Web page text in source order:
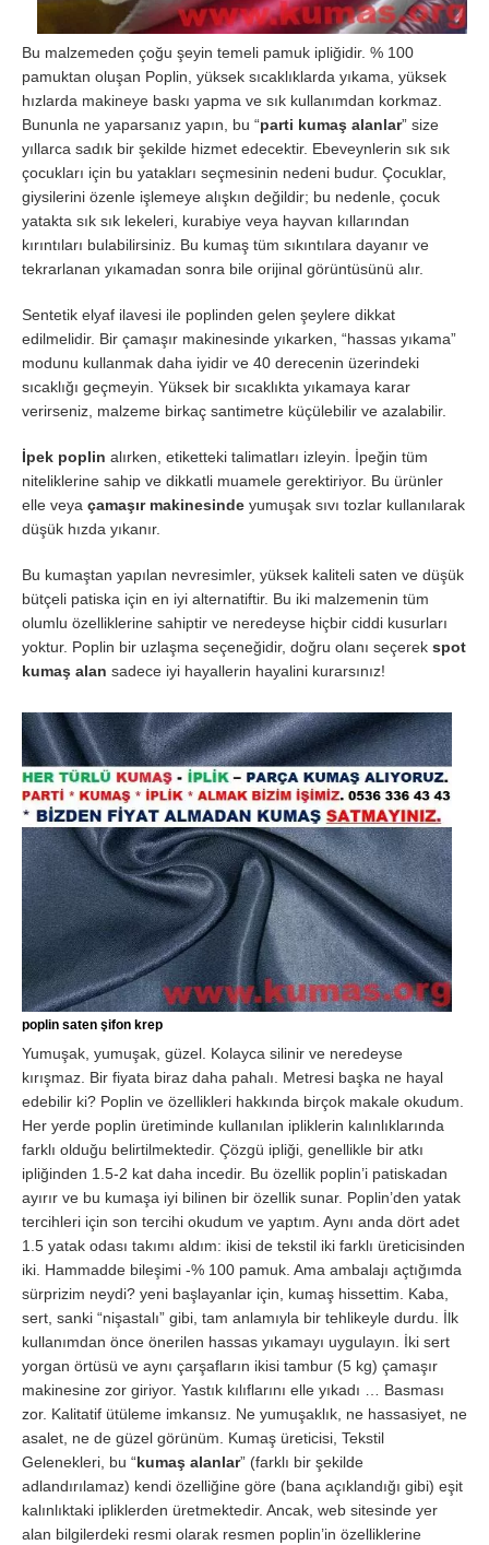
Bu malzemeden çoğu şeyin temeli pamuk ipliğidir. % 100
pamuktan oluşan Poplin, yüksek sıcaklıklarda yıkama, yüksek
hızlarda makineye baskı yapma ve sık kullanımdan korkmaz.
Bununla ne yaparsanız yapın, bu “parti kumaş alanlar” size
yıllarca sadık bir şekilde hizmet edecektir. Ebeveynlerin sık sık
çocukları için bu yatakları seçmesinin nedeni budur. Çocuklar,
giysilerini özenle işlemeye alışkın değildir; bu nedenle, çocuk
yatakta sık sık lekeleri, kurabiye veya hayvan kıllarından
kırıntıları bulabilirsiniz. Bu kumaş tüm sıkıntılara dayanır ve
tekrarlanan yıkamadan sonra bile orijinal görüntüsünü alır.
Sentetik elyaf ilavesi ile poplinden gelen şeylere dikkat
edilmelidir. Bir çamaşır makinesinde yıkarken, “hassas yıkama”
modunu kullanmak daha iyidir ve 40 derecenin üzerindeki
sıcaklığı geçmeyin. Yüksek bir sıcaklıkta yıkamaya karar
verirseniz, malzeme birkaç santimetre küçülebilir ve azalabilir.
İpek poplin alırken, etiketteki talimatları izleyin. İpeğin tüm
niteliklerine sahip ve dikkatli muamele gerektiriyor. Bu ürünler
elle veya çamaşır makinesinde yumuşak sıvı tozlar kullanılarak
düşük hızda yıkanır.
Bu kumaştan yapılan nevresimler, yüksek kaliteli saten ve düşük
bütçeli patiska için en iyi alternatiftir. Bu iki malzemenin tüm
olumlu özelliklerine sahiptir ve neredeyse hiçbir ciddi kusurları
yoktur. Poplin bir uzlaşma seçeneğidir, doğru olanı seçerek spot
kumaş alan sadece iyi hayallerin hayalini kurarsınız!
poplin saten şifon krep
Yumuşak, yumuşak, güzel. Kolayca silinir ve neredeyse
kırışmaz. Bir fiyata biraz daha pahalı. Metresi başka ne hayal
edebilir ki? Poplin ve özellikleri hakkında birçok makale okudum.
Her yerde poplin üretiminde kullanılan ipliklerin kalınlıklarında
farklı olduğu belirtilmektedir. Çözgü ipliği, genellikle bir atkı
ipliğinden 1.5-2 kat daha incedir. Bu özellik poplin’i patiskadan
ayırır ve bu kumaşa iyi bilinen bir özellik sunar. Poplin’den yatak
tercihleri ​​için son tercihi okudum ve yaptım. Aynı anda dört adet
1.5 yatak odası takımı aldım: ikisi de tekstil iki farklı üreticisinden
iki. Hammadde bileşimi -% 100 pamuk. Ama ambalajı açtığımda
sürprizim neydi? yeni başlayanlar için, kumaş hissettim. Kaba,
sert, sanki “nişastalı” gibi, tam anlamıyla bir tehlikeyle durdu. İlk
kullanımdan önce önerilen hassas yıkamayı uygulayın. İki sert
yorgan örtüsü ve aynı çarşafların ikisi tambur (5 kg) çamaşır
makinesine zor giriyor. Yastık kılıflarını elle yıkadı … Basması
zor. Kalitatif ütüleme imkansız. Ne yumuşaklık, ne hassasiyet, ne
asalet, ne de güzel görünüm. Kumaş üreticisi, Tekstil
Gelenekleri, bu “kumaş alanlar” (farklı bir şekilde
adlandırılamaz) kendi özelliğine göre (bana açıklandığı gibi) eşit
kalınlıktaki ipliklerden üretmektedir. Ancak, web sitesinde yer
alan bilgilerdeki resmi olarak resmen poplin’in özelliklerine